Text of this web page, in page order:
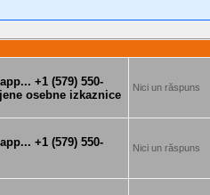
+1 (579) 550-
osebne izkaznice
Nici un răspuns
+1 (579) 550-
Nici un răspuns